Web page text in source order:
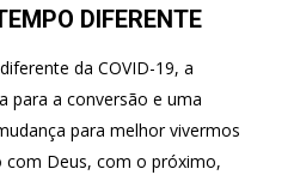
DIFERENTE
da COVID-19, a
para a conversão e uma
para melhor vivermos
Deus, com o próximo,